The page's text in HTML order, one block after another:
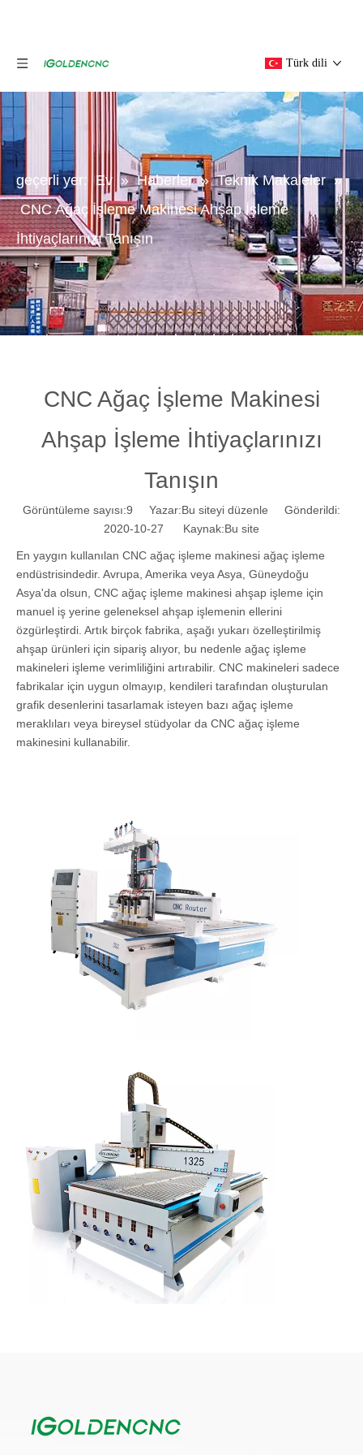
Türk dili
geçerli yer: Ev » Haberler » Teknik Makaleler »
CNC Ağaç İşleme Makinesi Ahşap İşleme
İhtiyaçlarınızı Tanışın
CNC Ağaç İşleme Makinesi
Ahşap İşleme İhtiyaçlarınızı
Tanışın
Görüntüleme sayısı:9 Yazar:Bu siteyi düzenle Gönderildi:
2020-10-27 Kaynak:Bu site
En yaygın kullanılan CNC ağaç işleme makinesi ağaç işleme
endüstrisindedir. Avrupa, Amerika veya Asya, Güneydoğu
Asya'da olsun, CNC ağaç işleme makinesi ahşap işleme için
manuel iş yerine geleneksel ahşap işlemenin ellerini
özgürleştirdi. Artık birçok fabrika, aşağı yukarı özelleştirilmiş
ahşap ürünleri için sipariş alıyor, bu nedenle ağaç işleme
makineleri işleme verimliliğini artırabilir. CNC makineleri sadece
fabrikalar için uygun olmayıp, kendileri tarafından oluşturulan
grafik desenlerini tasarlamak isteyen bazı ağaç işleme
meraklıları veya bireysel stüdyolar da CNC ağaç işleme
makinesini kullanabilir.
makinesi otomatik bir makinedir. Kullanıcı, istenen kalıbı
tasarlamak için bilgisayardaki yazılımı kullanabilir ve ardından